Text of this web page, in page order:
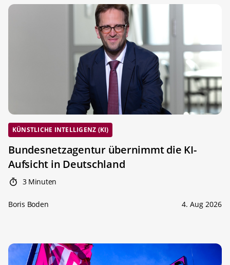
KÜNSTLICHE INTELLIGENZ (KI)
Bundesnetzagentur übernimmt die KI-
Aufsicht in Deutschland
3 Minuten
Boris Boden 4. Aug 2026